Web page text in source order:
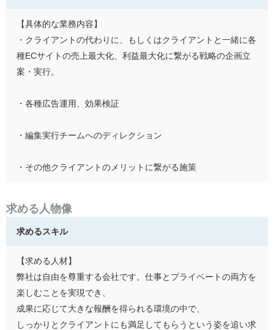
【具体的な業務内容】
・クライアントの代わりに、もしくはクライアントと一緒に各
種ECサイトの売上最大化、利益最大化に繋がる戦略の企画立
案・実行。
・各種広告運用、効果検証
・編集実行チームへのディレクション
・その他クライアントのメリットに繋がる施策
求める人物像
求めるスキル
【求める人材】
弊社は自由を尊重する会社です。仕事とプライベートの両方を
楽しむことを実現でき、
成果に応じて大きな報酬を得られる環境の中で、
しっかりとクライアントにも満足してもらうという姿を追い求